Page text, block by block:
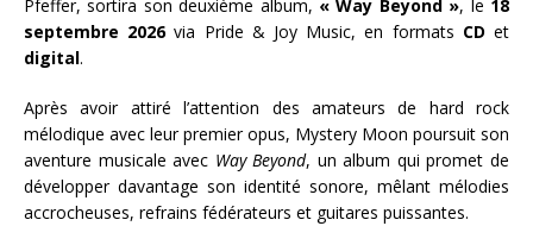
Pfeffer, sortira son deuxième album, « Way Beyond », le 18
septembre 2026via Pride & Joy Music, en formats CD et
digital.
Après avoir attiré l’attention des amateurs de hard rock
mélodique avec leur premier opus, Mystery Moon poursuit son
aventure musicale avec Way Beyond, un album qui promet de
développer davantage son identité sonore, mêlant mélodies
accrocheuses, refrains fédérateurs et guitares puissantes.